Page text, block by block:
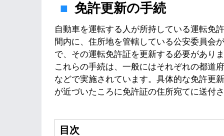
免許更新の手続
自動車を運転する人が所持している運転免
間内に、住所地を管轄している公安委員会
で、その運転免許証を更新する必要があり
これらの手続は、一般にはそれぞれの都道
などで実施されています。具体的な免許更
が近づいたころに免許証の住所宛てに送付
目次